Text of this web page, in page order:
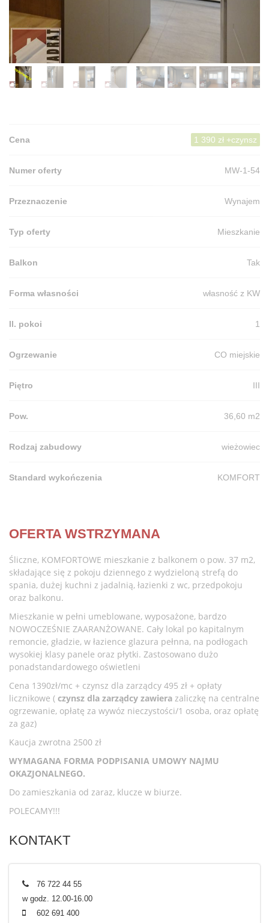
Cena 1 390 zł +czynsz
Numer oferty MW-1-54
Przeznaczenie Wynajem
Typ oferty Mieszkanie
Balkon Tak
Forma własności własność z KW
Il. pokoi 1
Ogrzewanie CO miejskie
Piętro III
Pow. 36,60 m2
Rodzaj zabudowy wieżowiec
Standard wykończenia KOMFORT
OFERTA WSTRZYMANA
Śliczne, KOMFORTOWE mieszkanie z balkonem o pow. 37 m2,
składające się z pokoju dziennego z wydzieloną strefą do
spania, dużej kuchni z jadalnią, łazienki z wc, przedpokoju
oraz balkonu.
Mieszkanie w pełni umeblowane, wyposażone, bardzo
NOWOCZEŚNIE ZAARANŻOWANE. Cały lokal po kapitalnym
remoncie, gładzie, w łazience glazura pełnna, na podłogach
wysokiej klasy panele oraz płytki. Zastosowano dużo
ponadstandardowego oświetleni
Cena 1390zł/mc + czynsz dla zarządcy 495 zł + opłaty
licznikowe ( czynsz dla zarządcy zawiera zaliczkę na centralne
ogrzewanie, opłatę za wywóz nieczystości/1 osoba, oraz opłatę
za gaz)
Kaucja zwrotna 2500 zł
WYMAGANA FORMA PODPISANIA UMOWY NAJMU
OKAZJONALNEGO.
Do zamieszkania od zaraz, klucze w biurze.
POLECAMY!!!
KONTAKT
76 722 44 55
w godz. 12.00-16.00
602 691 400